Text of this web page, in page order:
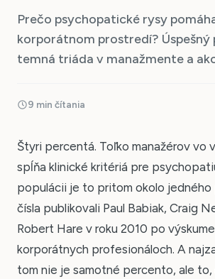
Prečo psychopatické rysy
korporátnom prostredí? Úspešný
temná triáda v manažmente a
9 min čítania
Štyri percentá. Toľko manažérov vo
spĺňa klinické kritériá pre
populácii je to pritom okolo
čísla publikovali Paul Babiak, Craig
Robert Hare v roku 2010 po
korporátnych profesionáloch. A
tom nie je samotné percento, ale to,